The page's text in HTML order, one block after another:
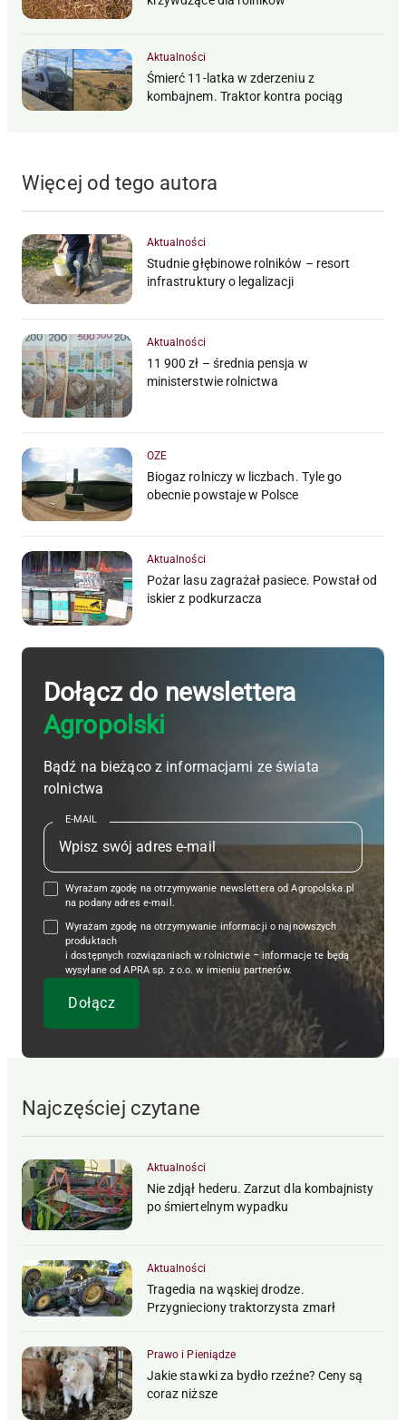
Aktualności
Śmierć 11-latka w zderzeniu z
kombajnem. Traktor kontra pociąg
Więcej od tego autora
Aktualności
Studnie głębinowe rolników – resort
infrastruktury o legalizacji
Aktualności
11 900 zł – średnia pensja w
ministerstwie rolnictwa
OZE
Biogaz rolniczy w liczbach. Tyle go
obecnie powstaje w Polsce
Aktualności
Pożar lasu zagrażał pasiece. Powstał od
iskier z podkurzacza
Dołącz do newslettera
Agropolski
Bądź na bieżąco z informacjami ze świata
rolnictwa
E-MAIL
Wyrażam zgodę na otrzymywanie newslettera od Agropolska.pl
na podany adres e-mail.
Wyrażam zgodę na otrzymywanie informacji o najnowszych
produktach
i dostępnych rozwiązaniach w rolnictwie – informacje te będą
wysyłane od APRA sp. z o.o. w imieniu partnerów.
Najczęściej czytane
Aktualności
Nie zdjął hederu. Zarzut dla kombajnisty
po śmiertelnym wypadku
Aktualności
Tragedia na wąskiej drodze.
Przygnieciony traktorzysta zmarł
Prawo i Pieniądze
Jakie stawki za bydło rzeźne? Ceny są
coraz niższe